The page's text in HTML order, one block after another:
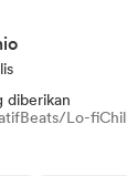
diberikan
Beats/Lo-fi